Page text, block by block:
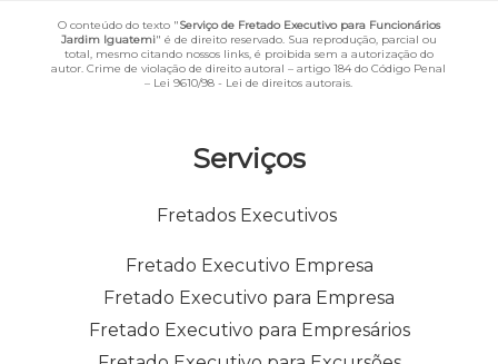
Serviços
Fretados Executivos
Fretado Executivo Empresa
Fretado Executivo para Empresa
Fretado Executivo para Empresários
O conteúdo do texto "Serviço de Fretado Executivo para Funcionários
Jardim Iguatemi" é de direito reservado. Sua reprodução, parcial ou
total, mesmo citando nossos links, é proibida sem a autorização do
autor. Crime de violação de direito autoral – artigo 184 do Código Penal
– Lei 9610/98 - Lei de direitos autorais.